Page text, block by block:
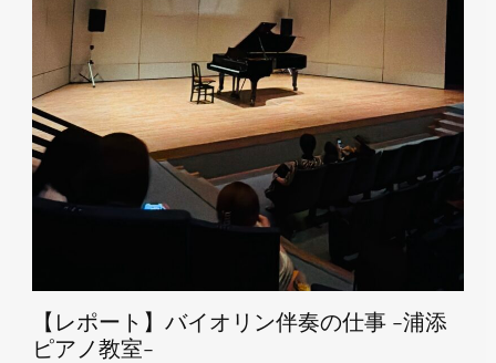
【レポート】バイオリン伴奏の仕事 -浦添
ピアノ教室-